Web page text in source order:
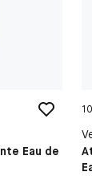
Eau de